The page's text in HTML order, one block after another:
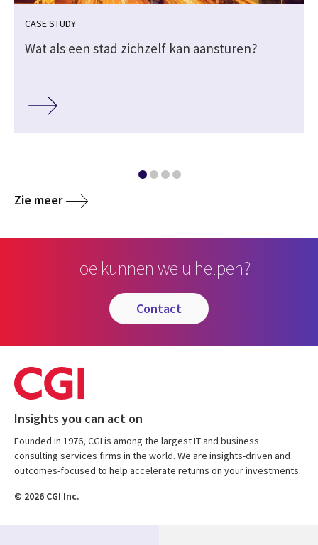
CASE STUDY
Wat als een stad zichzelf kan aansturen?
Zie meer
Hoe kunnen we u helpen?
contact
Insights you can act on
Founded in 1976, CGI is among the largest IT and business
consulting services firms in the world. We are insights-driven and
outcomes-focused to help accelerate returns on your investments.
© 2026 CGI Inc.